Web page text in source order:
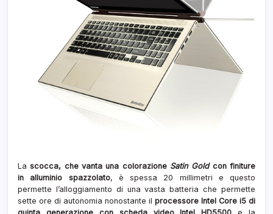
Lascocca, che vanta una colorazione Satin Goldcon finiture
in alluminio spazzolato, è spessa 20 millimetri e questo
permette l’alloggiamento di una vasta batteria che permette
sette ore di autonomia nonostante il processore Intel Core i5 di